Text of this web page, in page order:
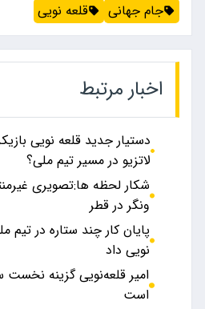
جام جهانی قلعه نویی
اخبار مرتبط
دستیار جدید قلعه نویی
لاتزیو در مسیر تیم ملی؟
شکار لحظه ها:تصویری
ونگر در قطر
پایان کار چند ستاره در تیم
نویی داد
امیر قلعه‌نویی گزینه نخست
است